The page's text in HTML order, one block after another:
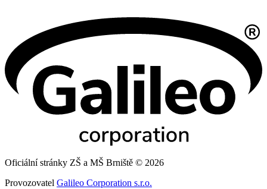
Oficiální stránky ZŠ a MŠ Brniště © 2026
Provozovatel Galileo Corporation s.r.o.